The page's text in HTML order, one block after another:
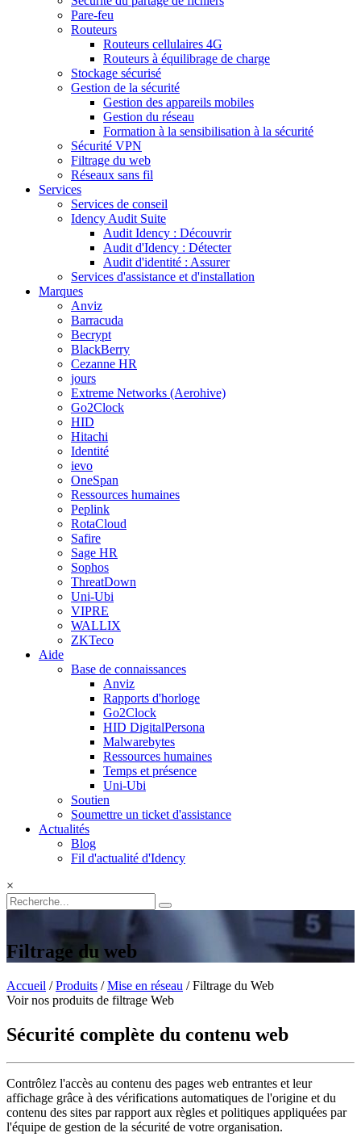
Pare-feu
Routeurs
Routeurs cellulaires 4G
Routeurs à équilibrage de charge
Stockage sécurisé
Gestion de la sécurité
Gestion des appareils mobiles
Gestion du réseau
Formation à la sensibilisation à la sécurité
Sécurité VPN
Filtrage du web
Réseaux sans fil
Services
Services de conseil
Idency Audit Suite
Audit Idency : Découvrir
Audit d'Idency : Détecter
Audit d'identité : Assurer
Services d'assistance et d'installation
Marques
Anviz
Barracuda
Becrypt
BlackBerry
Cezanne HR
jours
Extreme Networks (Aerohive)
Go2Clock
HID
Hitachi
Identité
ievo
OneSpan
Ressources humaines
Peplink
RotaCloud
Safire
Sage HR
Sophos
ThreatDown
Uni-Ubi
VIPRE
WALLIX
ZKTeco
Aide
Base de connaissances
Anviz
Rapports d'horloge
Go2Clock
HID DigitalPersona
Malwarebytes
Ressources humaines
Temps et présence
Uni-Ubi
Soutien
Soumettre un ticket d'assistance
Actualités
Blog
Fil d'actualité d'Idency
×
Filtrage du web
Accueil /Produits /Mise en réseau / Filtrage du Web
Voir nos produits de filtrage Web
Sécurité complète du contenu web
Contrôlez l'accès au contenu des pages web entrantes et leur
affichage grâce à des vérifications automatiques de l'origine et du
contenu des sites par rapport aux règles et politiques appliquées par
l'équipe de gestion de la sécurité de votre organisation.